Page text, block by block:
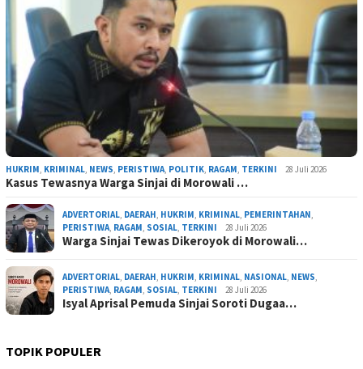
HUKRIM, KRIMINAL, NEWS, PERISTIWA, POLITIK, RAGAM, TERKINI 28 Juli 2026
Kasus Tewasnya Warga Sinjai di Morowali …
ADVERTORIAL, DAERAH, HUKRIM, KRIMINAL, PEMERINTAHAN,
PERISTIWA, RAGAM, SOSIAL, TERKINI 28 Juli 2026
Warga Sinjai Tewas Dikeroyok di Morowali…
ADVERTORIAL, DAERAH, HUKRIM, KRIMINAL, NASIONAL, NEWS,
PERISTIWA, RAGAM, SOSIAL, TERKINI 28 Juli 2026
Isyal Aprisal Pemuda Sinjai Soroti Dugaa…
TOPIK POPULER